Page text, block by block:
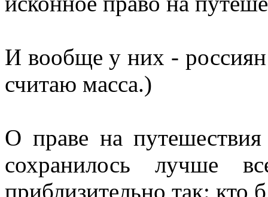
И вообще у них -
считаю масса.)
О праве на
сохранилось лучше
приблизительно так: кто